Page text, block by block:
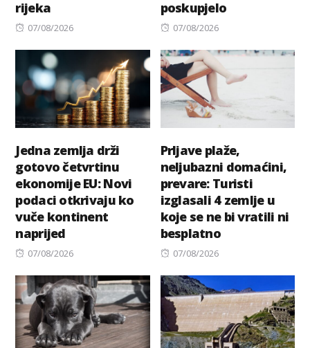
rijeka
Posted
07/08/2026
poskupjelo
Posted
07/08/2026
Jedna zemlja drži
gotovo četvrtinu
ekonomije EU: Novi
podaci otkrivaju ko
vuče kontinent
naprijed
Posted
07/08/2026
Prljave plaže,
neljubazni domaćini,
prevare: Turisti
izglasali 4 zemlje u
koje se ne bi vratili ni
besplatno
Posted
07/08/2026